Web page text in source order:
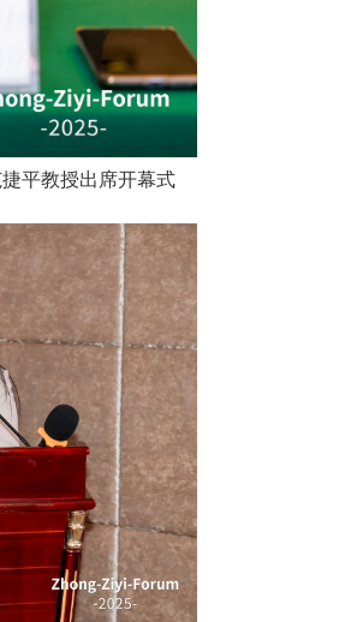
平教授出席开幕式